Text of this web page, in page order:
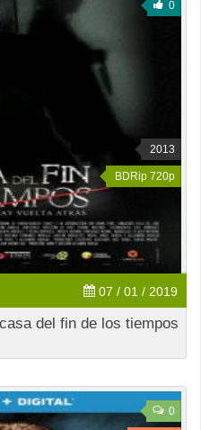
0
2013
BDRip 720p
07 / 01 / 2019
del fin de los tiempos
0